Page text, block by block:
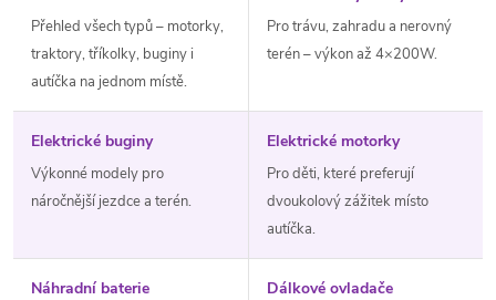
Přehled všech typů – motorky,
traktory, tříkolky, buginy i
autíčka na jednom místě.
Pro trávu, zahradu a nerovný
terén – výkon až 4×200W.
Elektrické buginy
Výkonné modely pro
náročnější jezdce a terén.
Elektrické motorky
Pro děti, které preferují
dvoukolový zážitek místo
autíčka.
Náhradní baterie Dálkové ovladače